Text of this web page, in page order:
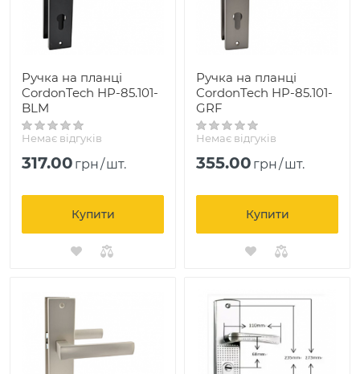
Ручка на планці
CordonTech HP-85.101-
BLM
Немає відгуків
317.00 грн/шт.
Купити
Ручка на планці
CordonTech HP-85.101-
GRF
Немає відгуків
355.00 грн/шт.
Купити